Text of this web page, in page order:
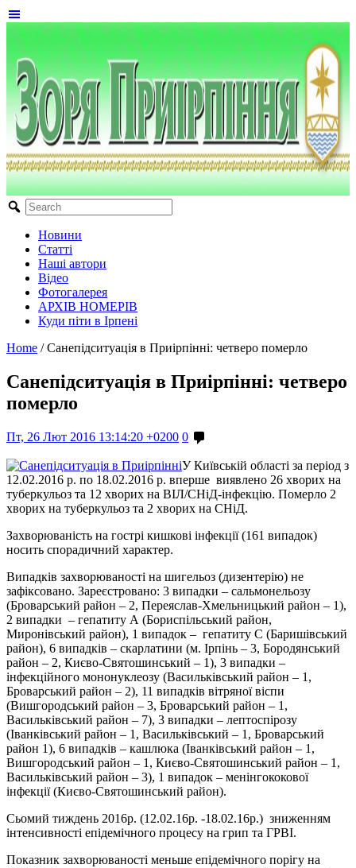
Новини
Статті
Наші автори
Відео
Фотогалерея
АРХІВ НОМЕРІВ
Куди піти в Ірпені
Home / Санепідситуація в Приірпінні: четверо померло
Санепідситуація в Приірпінні: четверо
померло
Пт, 26 Лют 2016 13:14:20 +0200 0
У Київській області за період з
12.02.2016 р. по 18.02.2016 р. вперше виявлено 26 хворих на
туберкульоз та 12 хворих на ВІЛ/СНіД-інфекцію. Померло 2
хворих на туберкульоз та 2 хворих на СНіД.
Захворюваність на гострі кишкові інфекції (161 випадок)
носить спорадичний характер.
Випадків захворюваності на шигельоз (дизентерію) не
зафіксовано. Зареєстровано: 3 випадки – сальмонельозу
(Броварський район – 2, Переяслав-Хмельницький район – 1),
2 випадки – гепатиту А (Бориспільський район,
Миронівський район), 1 випадок – гепатиту С (Баришівський
район), 6 випадків – скарлатини (м. Ірпінь – 3, Бородянський
район – 2, Києво-Святошинський – 1), 3 випадки –
інфекційного мононуклеозу (Васильківський район – 1,
Броварський район – 2), 11 випадків вітряної віспи
(Вишгородський район – 3, Броварський район – 1,
Васильківський район – 7), 3 випадки – лептоспірозу
(Іванківський район – 1, Васильківський – 1, Броварський
район 1), 6 випадків – кашлюка (Іванківський район – 1,
Вишгородський район – 1, Києво-Святошинський район – 1,
Васильківський район – 3), 1 випадок – менінгококової
інфекції (Києво-Святошинський район).
Сьомий тиждень 2016р. (12.02.16р. -18.02.16р.) зниженням
інтенсивності епідемічного процесу на грип та ГРВІ.
Показник захворюваності меньше епідемічного порігу на